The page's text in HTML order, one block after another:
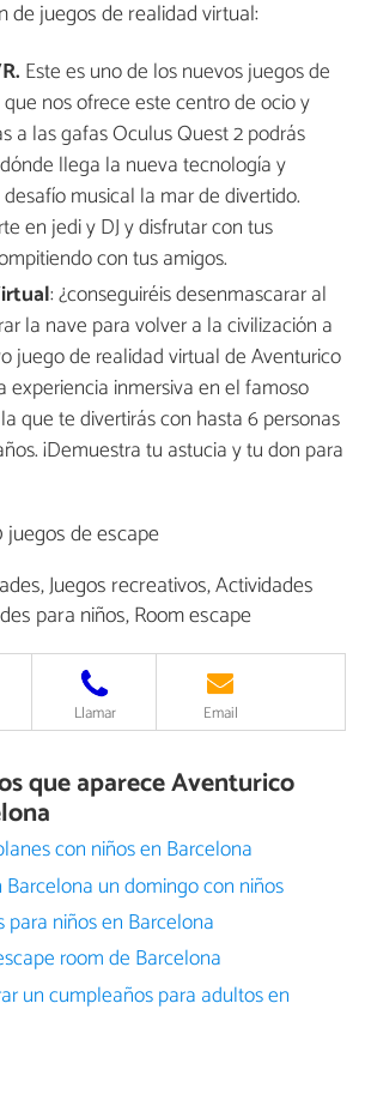
de juegos de realidad virtual:
Este es uno de los nuevos juegos de
nos ofrece este centro de ocio y
a las gafas Oculus Quest 2 podrás
llega la nueva tecnología y
musical la mar de divertido.
en jedi y DJ y disfrutar con tus
con tus amigos.
: ¿conseguiréis desenmascarar al
la nave para volver a la civilización a
juego de realidad virtual de Aventurico
experiencia inmersiva en el famoso
que te divertirás con hasta 6 personas
¡Demuestra tu astucia y tu don para
juegos de escape
Juegos recreativos, Actividades
para niños, Room escape
Llamar Email
que aparece Aventurico
con niños en Barcelona
un domingo con niños
para niños en Barcelona
room de Barcelona
un cumpleaños para adultos en